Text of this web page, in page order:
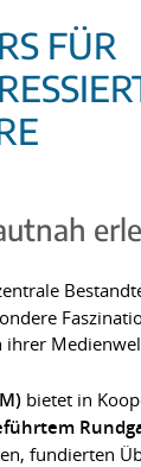
FÜR
bietet in
fundierten